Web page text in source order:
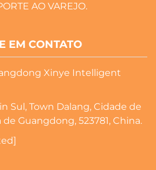
AO VAREJO.
EM CONTATO
Xinye Intelligent
Sul, Town Dalang, Cidade de
Guangdong, 523781, China.